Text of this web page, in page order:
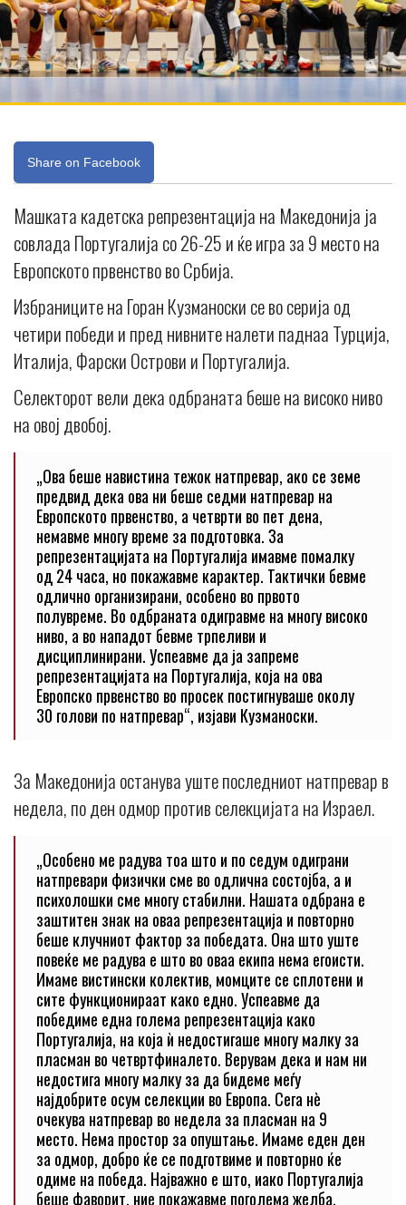
Share on Facebook
Машката кадетска репрезентација на Македонија ја
совлада Португалија со 26-25 и ќе игра за 9 место на
Европското првенство во Србија.
Избраниците на Горан Кузманоски се во серија од
четири победи и пред нивните налети паднаа Турција,
Италија, Фарски Острови и Португалија.
Селекторот вели дека одбраната беше на високо ниво
на овој двобој.
„Oва беше навистина тежок натпревар, ако се земе
предвид дека ова ни беше седми натпревар на
Европското првенство, а четврти во пет дена,
немавме многу време за подготовка. За
репрезентацијата на Португалија имавме помалку
од 24 часа, но покажавме карактер. Тактички бевме
одлично организирани, особено во првото
полувреме. Во одбраната одигравме на многу високо
ниво, а во нападот бевме трпеливи и
дисциплинирани. Успеавме да ја запреме
репрезентацијата на Португалија, која на ова
Европско првенство во просек постигнуваше околу
30 голови по натпревар“, изјави Кузманоски.
За Македонија останува уште последниот натпревар в
недела, по ден одмор против селекцијата на Израел.
„Особено ме радува тоа што и по седум одиграни
натпревари физички сме во одлична состојба, а и
психолошки сме многу стабилни. Нашата одбрана е
заштитен знак на оваа репрезентација и повторно
беше клучниот фактор за победата. Она што уште
повеќе ме радува е што во оваа екипа нема егоисти.
Имаме вистински колектив, момците се сплотени и
сите функционираат како едно. Успеавме да
победиме една голема репрезентација како
Португалија, на која ѝ недостигаше многу малку за
пласман во четвртфиналето. Верувам дека и нам ни
недостига многу малку за да бидеме меѓу
најдобрите осум селекции во Европа. Сега нè
очекува натпревар во недела за пласман на 9
место. Нема простор за опуштање. Имаме еден ден
за одмор, добро ќе се подготвиме и повторно ќе
одиме на победа. Најважно е што, иако Португалија
беше фаворит, ние покажавме поголема желба,